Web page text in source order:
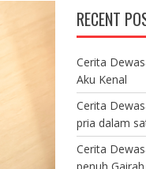
RECENT
Cerita
Aku Kenal
Cerita
pria dalam
Cerita